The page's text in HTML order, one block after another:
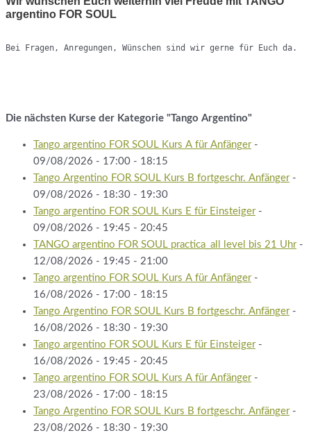
argentino FOR SOUL
Bei Fragen, Anregungen, Wünschen sind wir gerne für Euch da.
Die nächsten Kurse der Kategorie "Tango Argentino"
Tango argentino FOR SOUL Kurs A für Anfänger-
09/08/2026 - 17:00 - 18:15
Tango Argentino FOR SOUL Kurs B fortgeschr. Anfänger-
09/08/2026 - 18:30 - 19:30
Tango argentino FOR SOUL Kurs E für Einsteiger-
09/08/2026 - 19:45 - 20:45
TANGO argentino FOR SOUL practica_all level bis 21 Uhr-
12/08/2026 - 19:45 - 21:00
Tango argentino FOR SOUL Kurs A für Anfänger-
16/08/2026 - 17:00 - 18:15
Tango Argentino FOR SOUL Kurs B fortgeschr. Anfänger-
16/08/2026 - 18:30 - 19:30
Tango argentino FOR SOUL Kurs E für Einsteiger-
16/08/2026 - 19:45 - 20:45
Tango argentino FOR SOUL Kurs A für Anfänger-
23/08/2026 - 17:00 - 18:15
Tango Argentino FOR SOUL Kurs B fortgeschr. Anfänger-
23/08/2026 - 18:30 - 19:30